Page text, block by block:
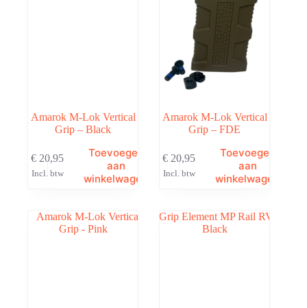
Amarok M-Lok Vertical
Grip – Black
€ 20,95
Incl. btw
Toevoegen
aan
winkelwagen
Amarok M-Lok Vertical
Grip – FDE
€ 20,95
Incl. btw
Toevoegen
aan
winkelwagen